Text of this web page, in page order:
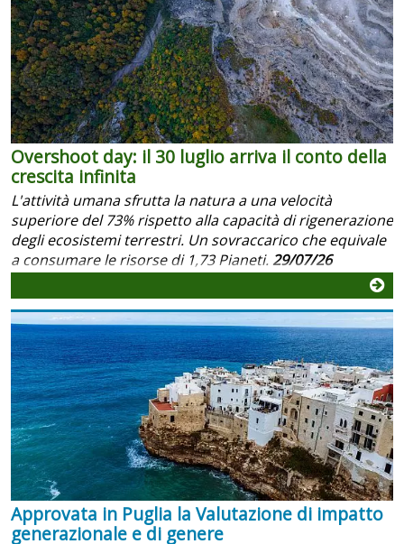
Overshoot day: il 30 luglio arriva il conto della
crescita infinita
L'attività umana sfrutta la natura a una velocità
superiore del 73% rispetto alla capacità di rigenerazione
degli ecosistemi terrestri. Un sovraccarico che equivale
a consumare le risorse di 1,73 Pianeti.29/07/26
Approvata in Puglia la Valutazione di impatto
generazionale e di genere